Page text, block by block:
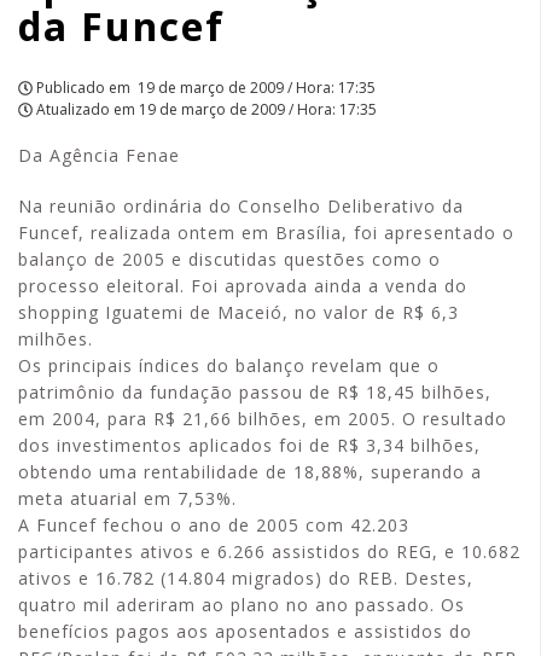
da Funcef
Publicado em 19 de março de 2009 / Hora: 17:35
Atualizado em 19 de março de 2009 / Hora: 17:35
Da Agência Fenae
Na reunião ordinária do Conselho Deliberativo da
Funcef, realizada ontem em Brasília, foi apresentado o
balanço de 2005 e discutidas questões como o
processo eleitoral. Foi aprovada ainda a venda do
shopping Iguatemi de Maceió, no valor de R$ 6,3
milhões.
Os principais índices do balanço revelam que o
patrimônio da fundação passou de R$ 18,45 bilhões,
em 2004, para R$ 21,66 bilhões, em 2005. O resultado
dos investimentos aplicados foi de R$ 3,34 bilhões,
obtendo uma rentabilidade de 18,88%, superando a
meta atuarial em 7,53%.
A Funcef fechou o ano de 2005 com 42.203
participantes ativos e 6.266 assistidos do REG, e 10.682
ativos e 16.782 (14.804 migrados) do REB. Destes,
quatro mil aderiram ao plano no ano passado. Os
benefícios pagos aos aposentados e assistidos do